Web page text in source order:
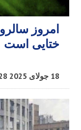
امروز
ختایی است
18 جولای 2025 00:28